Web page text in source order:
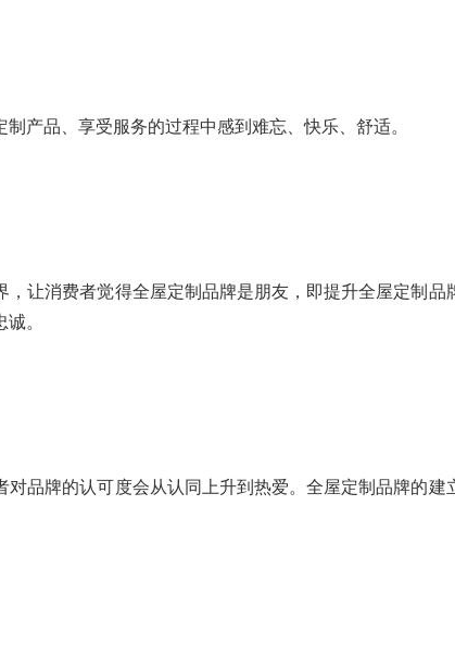
产品、享受服务的过程中感到难忘、快乐、舒适。
让消费者觉得全屋定制品牌是朋友，即提升全屋定制品
。
品牌的认可度会从认同上升到热爱。全屋定制品牌的建